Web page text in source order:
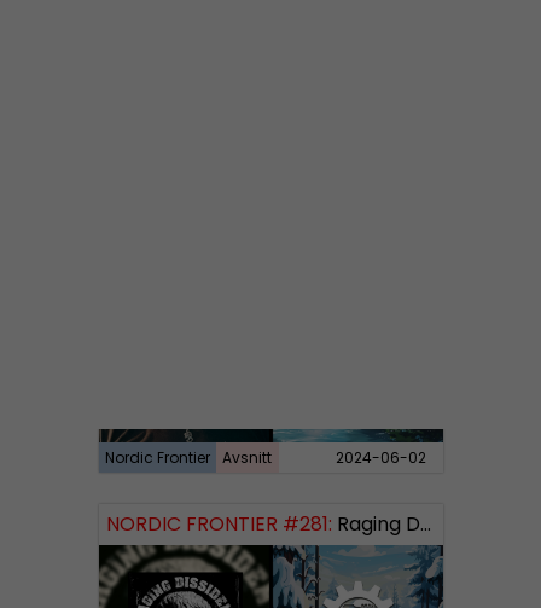
Nordic Frontier Avsnitt 2024-06-02
NORDIC FRONTIER #281: Raging Dissident